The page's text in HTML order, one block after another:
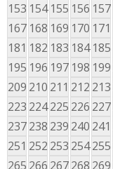
153 154 155 156 157
167 168 169 170 171
181 182 183 184 185
195 196 197 198 199
209 210 211 212 213
223 224225 226 227
237238 239 240 241
251 252 253 254255
265 266 267268 269